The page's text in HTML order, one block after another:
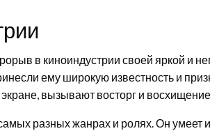
в киноиндустрии своей яркой и
ему широкую известность и
вызывают восторг и восхищение
разных жанрах и ролях. Он умеет